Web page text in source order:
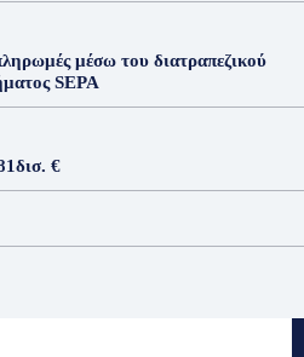
μέσω του διατραπεζικού
SEPA
€